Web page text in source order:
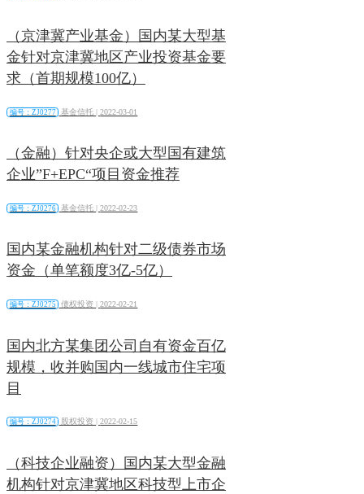
（京津冀产业基金）国内某大型基
金针对京津冀地区产业投资基金要
求（首期规模100亿）
编号：ZJ0277 基金信托 |2022-03-01
（金融）针对央企或大型国有建筑
企业”F+EPC“项目资金推荐
编号：ZJ0276 基金信托 |2022-02-23
国内某金融机构针对二级债券市场
资金（单笔额度3亿-5亿）
编号：ZJ0275 债权投资 |2022-02-21
国内北方某集团公司自有资金百亿
规模，收并购国内一线城市住宅项
目
编号：ZJ0274 股权投资 |2022-02-15
（科技企业融资）国内某大型金融
机构针对京津冀地区科技型上市企